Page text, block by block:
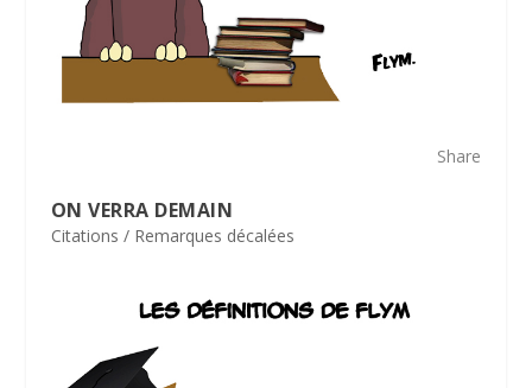
Share
ON VERRA DEMAIN
Citations / Remarques décalées